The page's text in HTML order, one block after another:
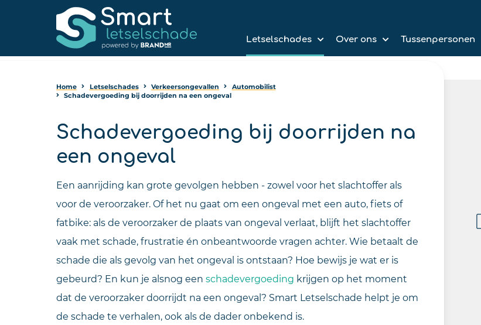
Letselschades Over ons Tussenpersonen
Home Letselschades Verkeersongevallen
Automobilist
Schadevergoeding bij doorrijden na een ongeval
Schadevergoeding bij doorrijden na
een ongeval
Een aanrijding kan grote gevolgen hebben - zowel voor het slachtoffer als
voor de veroorzaker. Of het nu gaat om een ongeval met een auto, fiets of
fatbike: als de veroorzaker de plaats van ongeval verlaat, blijft het slachtoffer
vaak met schade, frustratie én onbeantwoorde vragen achter. Wie betaalt de
schade die als gevolg van het ongeval is ontstaan? Hoe bewijs je wat er is
gebeurd? En kun je alsnog een schadevergoeding krijgen op het moment
dat de veroorzaker doorrijdt na een ongeval? Smart Letselschade helpt je om
de schade te verhalen, ook als de dader onbekend is.